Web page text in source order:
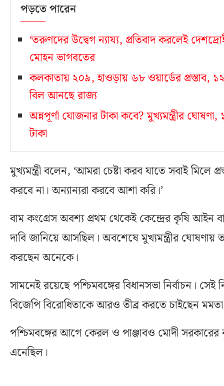
পড়তে পারেন
‘তরুণদের উদ্বেগ ন্যায্য, প্রতিবাদ করলেই
মোহন ভাগবতের
কলকাতায় ২০৯, হাওড়ায় ৬৮ ওয়ার্ডের প্রস্তাব,
বিল আনছে রাজ্য
অন্নপূর্ণা যোজনার টাকা কবে? মুখ্যমন্ত্রীর
টাকা
মুখ্যমন্ত্রী বলেন, ‘আমরা চেষ্টা করব যাতে সবাই মিলে
করবে না। অন্যান্যরা করবে আশা করি।’
বাম কংগ্রেস অবশ্য প্রথম থেকেই কেন্দ্রের কৃষি আইন
দাবি জানিয়ে আসছিল। অবশেষে মুখ্যমন্ত্রীর ঘোষণায়
করছেন অনেকে।
সামনেই রয়েছে পশ্চিমবঙ্গের বিধানসভা নির্বাচন।
বিজেপি বিরোধিতাকে আরও তীব্র করতে চাইছেন মমতা
পশ্চিমবঙ্গের আগে কেরল ও পাঞ্জাবও মোদী সরকারের
এনেছিল।